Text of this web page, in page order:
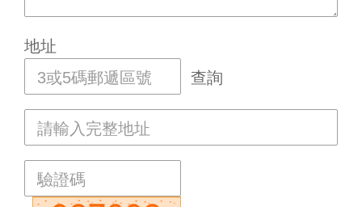
地址
查詢